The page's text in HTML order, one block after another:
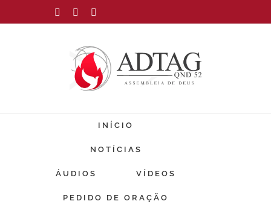
para
FacebookInstagram
INÍCIO
NOTÍCIAS
ÁUDIOS VÍDEOS
PEDIDO DE ORAÇÃO